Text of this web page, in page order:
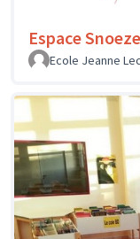
Espace
Ecole Jeanne